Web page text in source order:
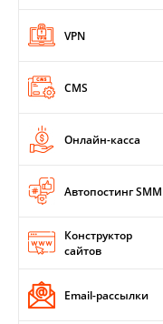
VPN
CMS
Онлайн-касса
Автопостинг SMM
Конструктор
сайтов
Email-рассылки